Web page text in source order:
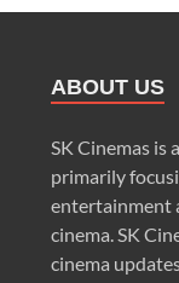
ABOUT US
SK Cinemas is
primarily
entertainment
cinema. SK
cinema